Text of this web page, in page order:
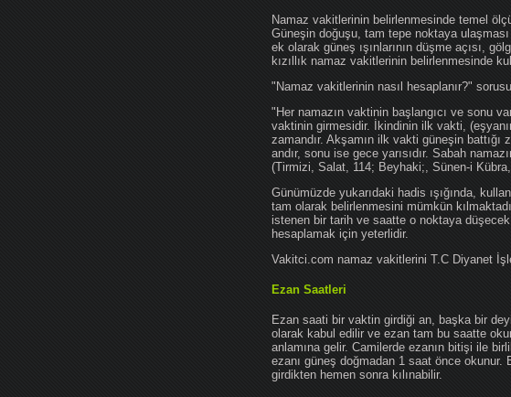
Namaz vakitlerinin belirlenmesinde temel
Güneşin doğuşu, tam tepe noktaya
ek olarak güneş ışınlarının düşme açısı,
kızıllık namaz vakitlerinin belirlenmesinde
"Namaz vakitlerinin nasıl hesaplanır?"
"Her namazın vaktinin başlangıcı ve sonu
vaktinin girmesidir. İkindinin ilk vakti,
zamandır. Akşamın ilk vakti güneşin battığı
andır, sonu ise gece yarısıdır. Sabah
(Tirmizi, Salat, 114; Beyhaki;, Sünen-i
Günümüzde yukarıdaki hadis ışığında,
tam olarak belirlenmesini mümkün
istenen bir tarih ve saatte o noktaya düşecek
hesaplamak için yeterlidir.
Vakitci.com namaz vakitlerini T.C Diyanet
Ezan Saatleri
Ezan saati bir vaktin girdiği an, başka bir
olarak kabul edilir ve ezan tam bu saatte
anlamına gelir. Camilerde ezanın bitişi ile
ezanı güneş doğmadan 1 saat önce okunur.
girdikten hemen sonra kılınabilir.